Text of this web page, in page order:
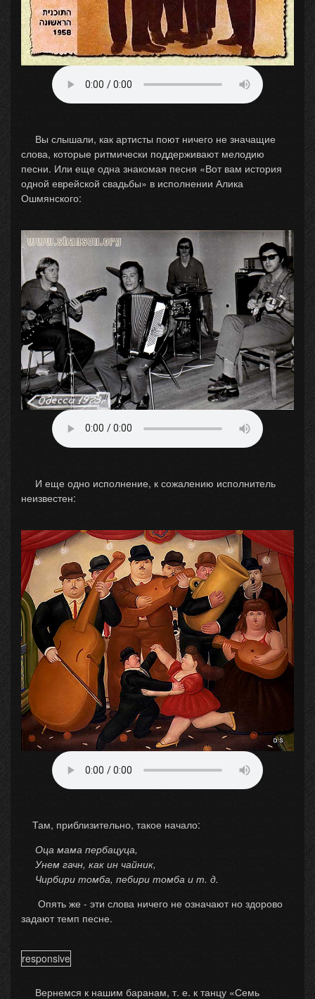
Вы слышали, как артисты поют ничего не значащие
слова, которые ритмически поддерживают мелодию
песни. Или еще одна знакомая песня «Вот вам история
одной еврейской свадьбы» в исполнении Алика
Ошмянского:
И еще одно исполнение, к сожалению исполнитель
неизвестен:
Там, приблизительно, такое начало:
Оца мама пербацуца,
Унем гачн, как ин чайник,
Чирбири томба, пебири томба и т. д.
Опять же - эти слова ничего не означают но здорово
задают темп песне.
responsive
Вернемся к нашим баранам, т. е. к танцу «Семь